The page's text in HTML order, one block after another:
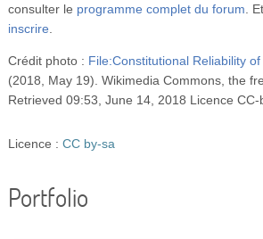
consulter le programme complet du forum .
inscrire
Crédit photo : File:Constitutional Reliability of
(2018, May 19). Wikimedia Commons, the
Retrieved 09:53, June 14, 2018 Licence CC-
Licence : CC by-sa
Portfolio